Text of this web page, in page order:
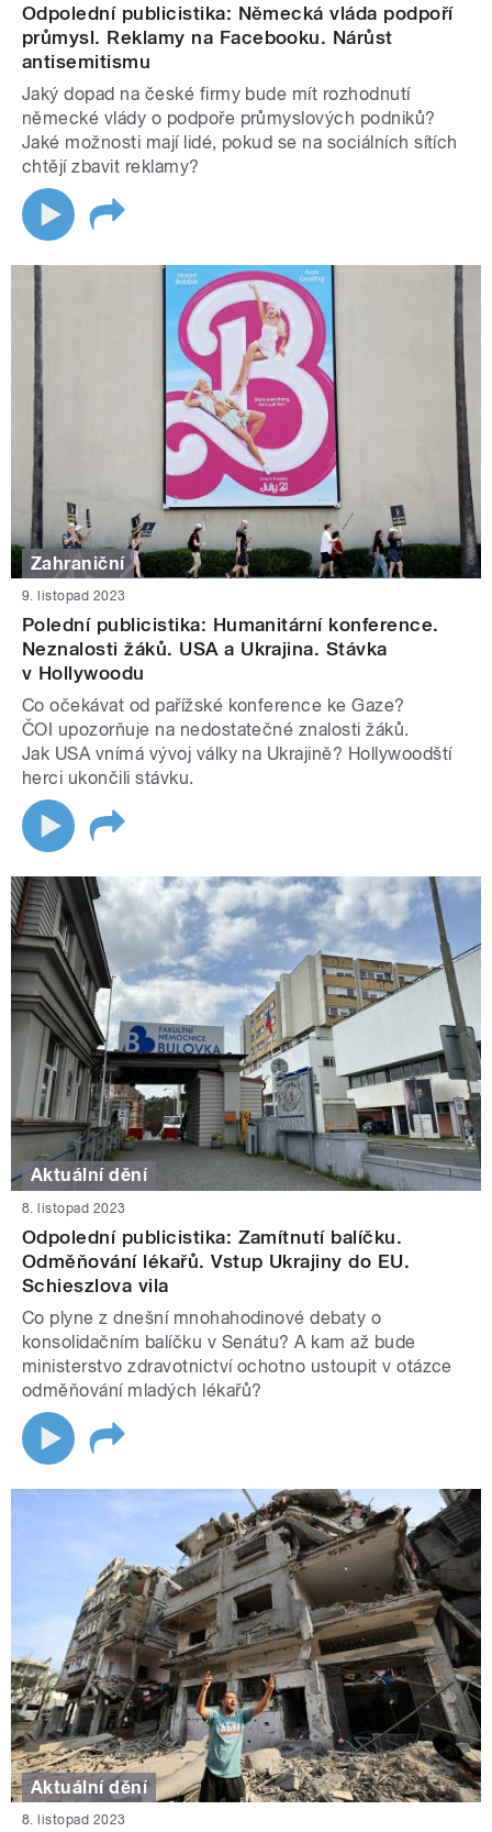
Odpolední publicistika: Německá vláda podpoří
průmysl. Reklamy na Facebooku. Nárůst
antisemitismu
Jaký dopad na české firmy bude mít rozhodnutí
německé vlády o podpoře průmyslových podniků?
Jaké možnosti mají lidé, pokud se na sociálních sítích
chtějí zbavit reklamy?
Zahraniční
9. listopad 2023
Polední publicistika: Humanitární konference.
Neznalosti žáků. USA a Ukrajina. Stávka
v Hollywoodu
Co očekávat od pařížské konference ke Gaze?
ČOI upozorňuje na nedostatečné znalosti žáků.
Jak USA vnímá vývoj války na Ukrajině? Hollywoodští
herci ukončili stávku.
Aktuální dění
8. listopad 2023
Odpolední publicistika: Zamítnutí balíčku.
Odměňování lékařů. Vstup Ukrajiny do EU.
Schieszlova vila
Co plyne z dnešní mnohahodinové debaty o
konsolidačním balíčku v Senátu? A kam až bude
ministerstvo zdravotnictví ochotno ustoupit v otázce
odměňování mladých lékařů?
Aktuální dění
8. listopad 2023